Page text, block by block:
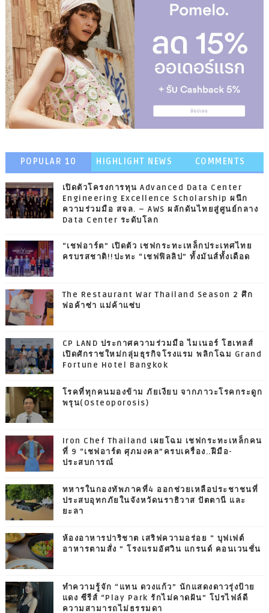
POPULAR 10 HIGHLIGHT NEWS COMMENTS
เปิดตัวโครงการทุน Advanced Data Center
Engineering Excellence Scholarship ผนึก
ความร่วมมือ สจล. – AWS ผลักดันไทยสู่ศูนย์กลาง
Data Center ระดับโลก
“เชฟอาร์ต” เปิดตัว เชฟกระทะเหล็กประเทศไทย
ครบรสชาติ!!ปะทะ “เชฟฟิลลิป” ทั้งมันส์ทั้งเดือด
The Restaurant War Thailand Season 2 ศึก
พ่อค้าซ่า แม่ค้าแซ่บ
CP LAND ประกาศความร่วมมือ ไมเนอร์ โฮเทลส์
เปิดศักราชใหม่กลุ่มธุรกิจโรงแรม พลิกโฉม Grand
Fortune Hotel Bangkok
โรคที่ทุกคนมองข้าม ภัยเงียบ จากภาวะโรคกระดูก
พรุน(Osteoporosis)
Iron Chef Thailand เผยโฉม เชฟกระทะเหล็กคน
ที่ 9 “เชฟอาร์ต ศุภมงคล”ครบเครื่อง..ฝีมือ-
ประสบการณ์
ทหารในกองทัพภาคที่4 ออกช่วยเหลือประชาชนที่
ประสบอุทกภัยในจังหวัดนราธิวาส ปัตตานี และ
ยะลา
ห้องอาหารปาริชาต เสริฟความอร่อย “ บุฟเฟต์
อาหารตามสั่ง ” โรงแรมอัศวิน แกรนด์ คอนเวนชั่น
ทำความรู้จัก “แทน ดวงแก้ว” นักแสดงดาวรุ่งป้าย
แดง ซีรีส์ “Play Park รักไม่คาดฝัน” โปรไฟล์ดี
ความสามารถไม่ธรรมดา